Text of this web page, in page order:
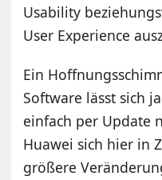
Usability
User Experience
Ein
Software lässt sich
einfach per Update
Huawei sich hier in
größere